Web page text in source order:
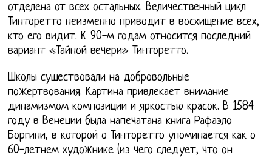
отделена от всех остальных. Величественный цикл
Тинторетто неизменно приводит в восхищение всех,
кто его видит. К 90-м годам относится последний
вариант «Тайной вечери» Тинторетто.
Школы существовали на добровольные
пожертвования. Картина привлекает внимание
динамизмом композиции и яркостью красок. В 1584
году в Венеции была напечатана книга Рафаэло
Боргини, в которой о Тинторетто упоминается как о
60-летнем художнике (из чего следует, что он